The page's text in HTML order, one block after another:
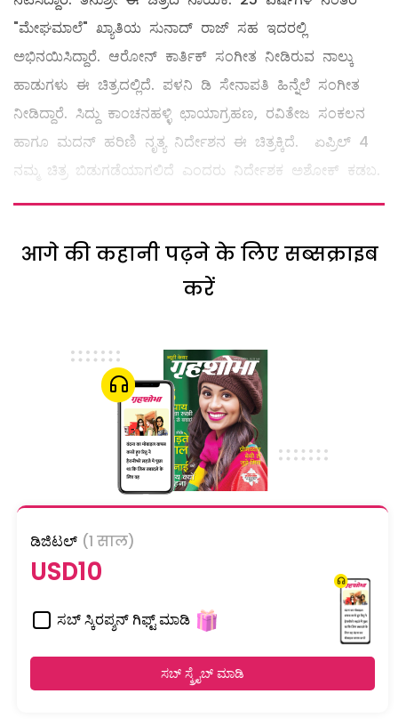
"ಮೇಘಮಾಲೆ" ಖ್ಯಾತಿಯ ಸುನಾದ್ ರಾಜ್ ಸಹ ಇದರಲ್ಲಿ
ಅಭಿನಯಿಸಿದ್ದಾರೆ. ಆರೋನ್ ಕಾರ್ತಿಕ್ ಸಂಗೀತ ನೀಡಿರುವ ನಾಲ್ಕು
ಹಾಡುಗಳು ಈ ಚಿತ್ರದಲ್ಲಿದೆ. ಪಳನಿ ಡಿ ಸೇನಾಪತಿ ಹಿನ್ನೆಲೆ ಸಂಗೀತ
ನೀಡಿದ್ದಾರೆ. ಸಿದ್ದು ಕಾಂಚನಹಳ್ಳಿ ಛಾಯಾಗ್ರಹಣ, ರವಿತೇಜ ಸಂಕಲನ
ಹಾಗೂ ಮದನ್ ಹರಿಣಿ ನೃತ್ಯ ನಿರ್ದೇಶನ ಈ ಚಿತ್ರಕ್ಕಿದೆ. ಏಪ್ರಿಲ್ 4
ನಮ್ಮ ಚಿತ್ರ ಬಿಡುಗಡೆಯಾಗಲಿದೆ ಎಂದರು ನಿರ್ದೇಶಕ ಅಶೋಕ್ ಕಡಬ.‌
आगे की कहानी पढ़ने के लिए सब्सक्राइब
करें
ಡಿಜಿಟಲ್ (1 साल)
USD10
ಸಬ್ ಸ್ಕಿರಪ್ಶನ್ ಗಿಫ್ಟ್ ಮಾಡಿ
ಸಬ್ ಸ್ಕ್ರೈಬ್ ಮಾಡಿ